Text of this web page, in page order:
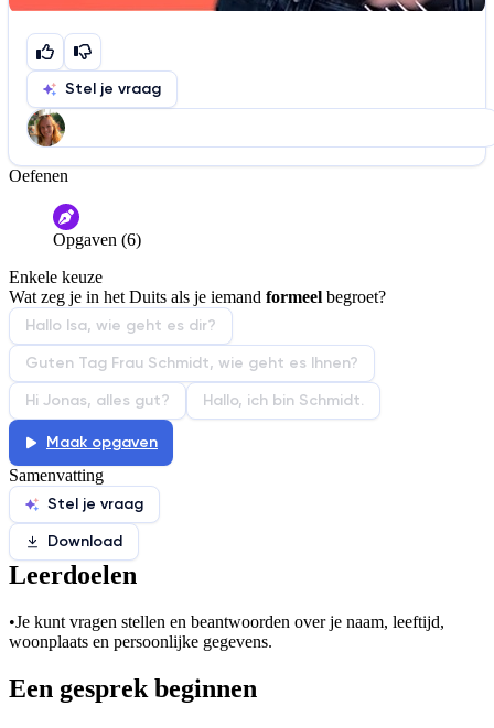
Stel je vraag
Help ons de video te verbeteren
De audio is slecht
Informatie is onjuist
De docent is te langdradig
De uitleg gaat te langzaam
Afspelen werkte niet
Iets anders
Oefenen
Opgaven (6)
Enkele keuze
Wat zeg je in het Duits als je iemand formeel begroet?
Hallo Isa, wie geht es dir?
Guten Tag Frau Schmidt, wie geht es Ihnen?
Hi Jonas, alles gut?
Hallo, ich bin Schmidt.
Maak opgaven
Samenvatting
Stel je vraag
Download
Leerdoelen
•Je kunt vragen stellen en beantwoorden over je naam, leeftijd,
woonplaats en persoonlijke gegevens.
Een gesprek beginnen